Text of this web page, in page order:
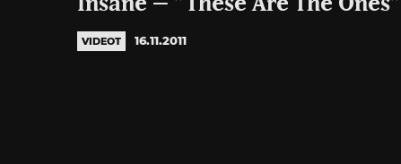
VIDEOT 16.11.2011